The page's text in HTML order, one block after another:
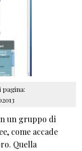
un gruppo di
come accade
Quella